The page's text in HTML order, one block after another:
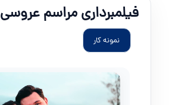
فیلمبرداری مراسم عروسی
نمونه کار